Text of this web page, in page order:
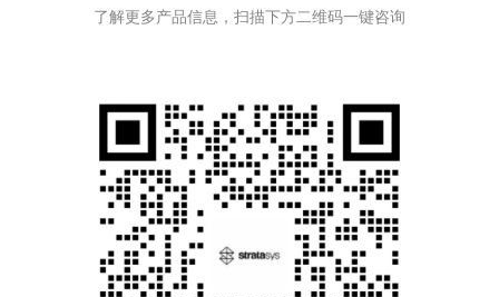
了解更多产品信息，扫描下方二维码一键咨询